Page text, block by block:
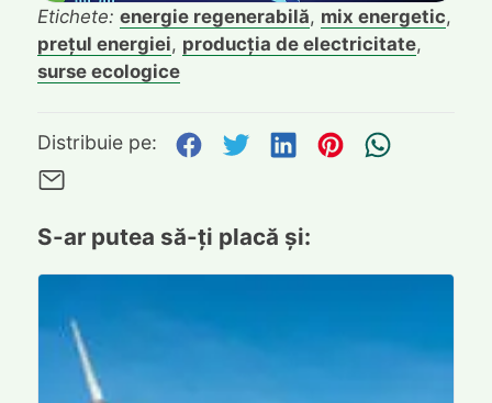
Etichete: energie regenerabilă, mix energetic,
prețul energiei, producția de electricitate,
surse ecologice
Distribuie pe: Distribuie pe Facebook
Distribuie pe
Distribuie pe
Distribuie
S-ar putea să-ți placă și: